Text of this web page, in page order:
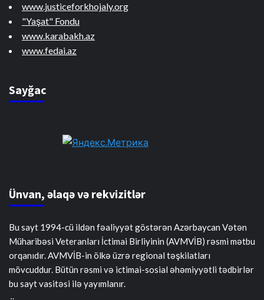
www.justiceforkhojaly.org
"Yaşat" Fondu
www.karabakh.az
www.fedai.az
Sayğac
Ünvan, əlaqə və rekvizitlər
Bu sayt 1994-cü ildən fəaliyyət göstərən Azərbaycan Vətən
Müharibəsi Veteranları İctimai Birliyinin (AVMVİB) rəsmi mətbu
orqanıdır. AVMVİB-in ölkə üzrə regional təşkilatları
mövcuddur. Bütün rəsmi və ictimai-sosial əhəmiyyətli tədbirlər
bu sayt vasitəsi ilə yayımlanır.